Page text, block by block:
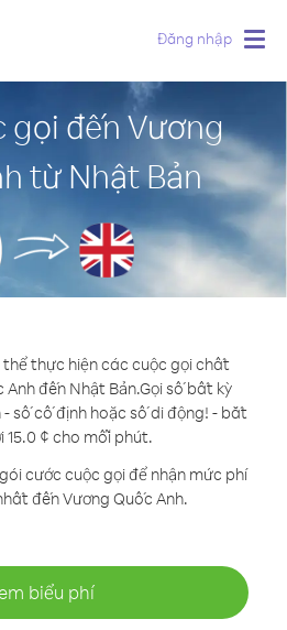
Đăng nhập
gọi đến Vương
từ Nhật Bản
thực hiện các cuộc gọi chất
đến Nhật Bản.Gọi số bất kỳ
số cố định hoặc số di động! - bắt
15.0 ¢ cho mỗi phút.
cước cuộc gọi để nhận mức phí
đến Vương Quốc Anh.
biểu phí